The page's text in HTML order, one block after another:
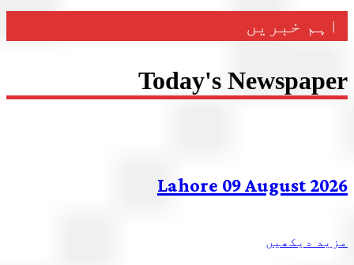
اہم خبریں
Today's Newspaper
Lahore 09 August 2026
مزید دیکھیں